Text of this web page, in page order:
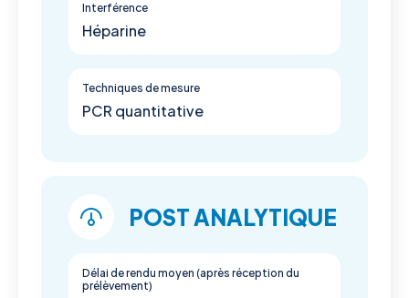
Interférence
Héparine
Techniques de mesure
PCR quantitative
POST ANALYTIQUE
Délai de rendu moyen (après réception du
prélèvement)